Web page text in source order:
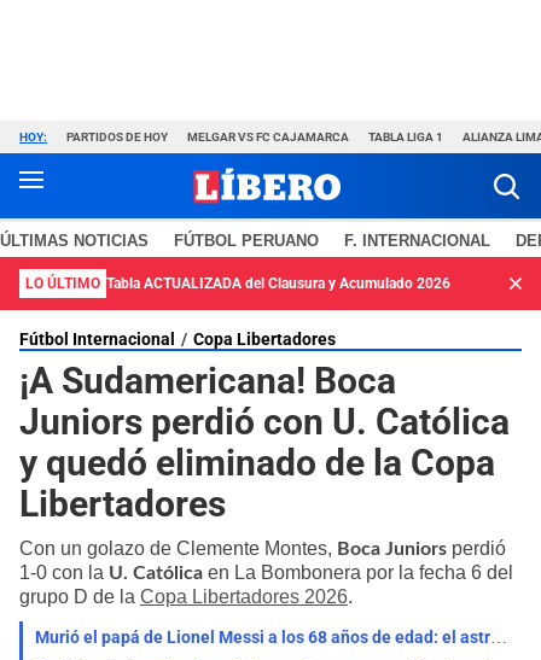
HOY: PARTIDOS DE HOY MELGAR VS FC CAJAMARCA TABLA LIGA 1 ALIANZA
ÚLTIMAS NOTICIAS FÚTBOL PERUANO F. INTERNACIONAL
LO ÚLTIMO Tabla ACTUALIZADA del Clausura y Acumulado 2026
Fútbol Internacional Copa Libertadores
¡A Sudamericana! Boca
Juniors perdió con U. Católica
y quedó eliminado de la Copa
Libertadores
Con un golazo de Clemente Montes, Boca Juniors perdió
1-0 con la U. Católica en La Bombonera por la fecha 6 del
grupo D de la Copa Libertadores 2026.
Murió el papá de Lionel Messi a los 68 años de edad: el astro argentino está de luto